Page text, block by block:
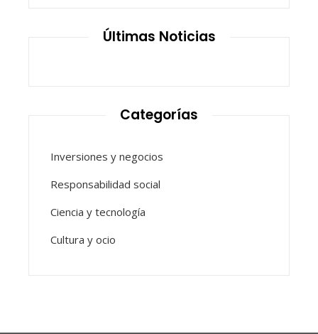
Últimas Noticias
Categorías
Inversiones y negocios
Responsabilidad social
Ciencia y tecnología
Cultura y ocio